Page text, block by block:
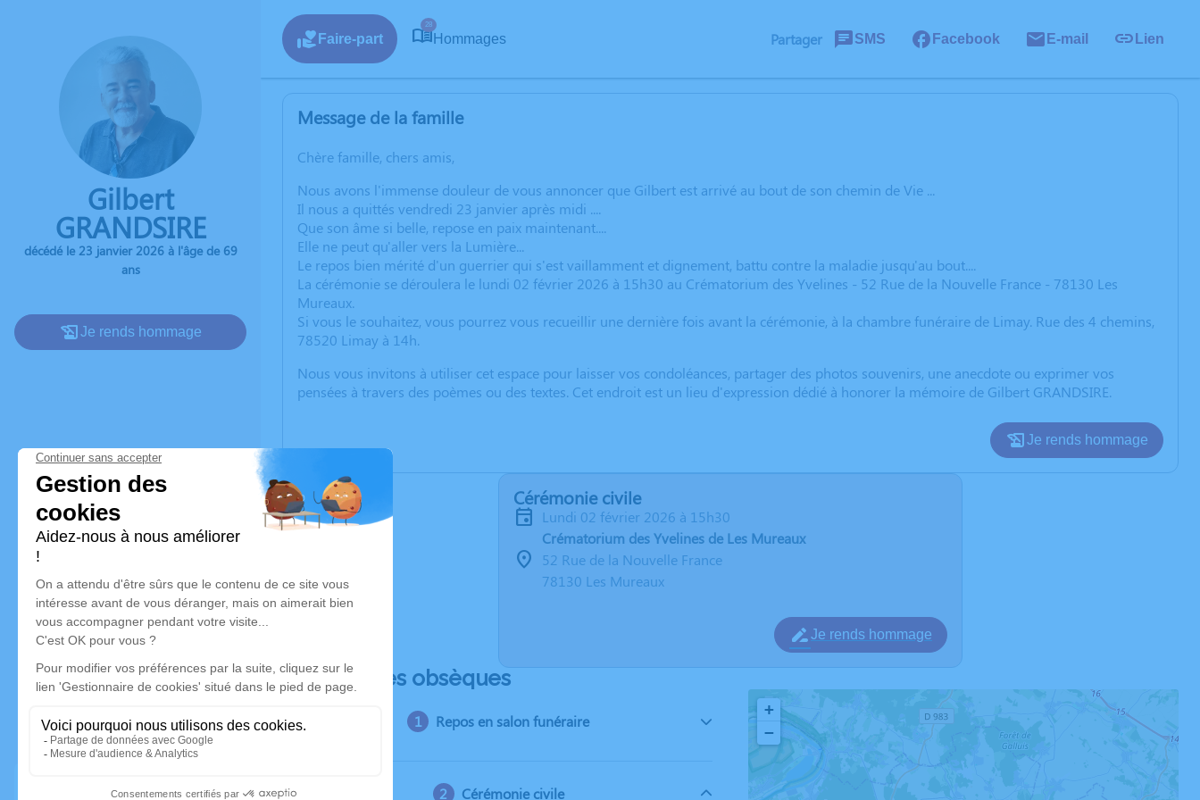
Gilbert
GRANDSIRE
décédé le 23 janvier 2026 à l'âge de 69
ans
Je rends hommage
Faire-part
28
Hommages Partager SMS Facebook E-mail Lien
Message de la famille
Chère famille, chers amis,
Nous avons l'immense douleur de vous annoncer que Gilbert est arrivé au bout de son chemin de Vie ...
Il nous a quittés vendredi 23 janvier après midi ....
Que son âme si belle, repose en paix maintenant....
Elle ne peut qu'aller vers la Lumière...
Le repos bien mérité d'un guerrier qui s'est vaillamment et dignement, battu contre la maladie jusqu'au bout....
La cérémonie se déroulera le lundi 02 février 2026 à 15h30 au Crématorium des Yvelines - 52 Rue de la Nouvelle France - 78130 Les
Mureaux.
Si vous le souhaitez, vous pourrez vous recueillir une dernière fois avant la cérémonie, à la chambre funéraire de Limay. Rue des 4 chemins,
78520 Limay à 14h.
Nous vous invitons à utiliser cet espace pour laisser vos condoléances, partager des photos souvenirs, une anecdote ou exprimer vos
pensées à travers des poèmes ou des textes. Cet endroit est un lieu d'expression dédié à honorer la mémoire de Gilbert GRANDSIRE.
Je rends hommage
Cérémonie civile
lundi 02 février 2026 à 15h30
Crématorium des Yvelines de Les Mureaux
52 Rue de la Nouvelle France
78130 Les Mureaux
Je rends hommage
Déroulé des obsèques
Repos en salon funéraire
Cérémonie civile
+
−